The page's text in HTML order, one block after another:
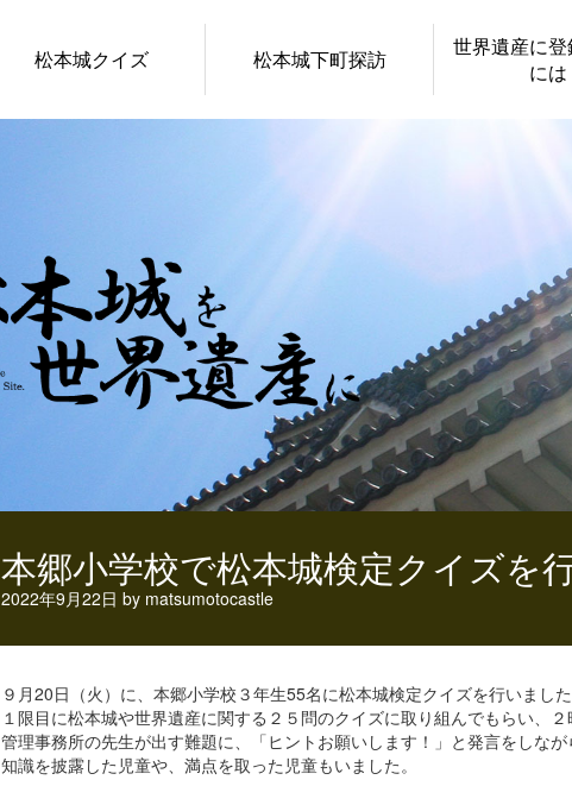
松本城クイズ 松本城下町探訪
世界遺産に登
には
本郷小学校で松本城検定クイズを
2022年9月22日 by matsumotocastle
９月20日（火）に、本郷小学校３年生55名に松本城検定クイズを行いました
１限目に松本城や世界遺産に関する２５問のクイズに取り組んでもらい、
管理事務所の先生が出す難題に、「ヒントお願いします！」と発言をしな
知識を披露した児童や、満点を取った児童もいました。